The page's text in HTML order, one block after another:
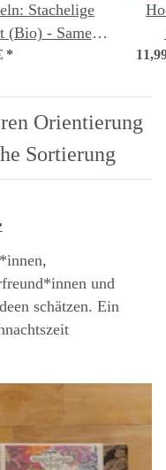
Stachelige
(Bio) - Samen-
*
Orientierung
Sortierung
und
schätzen. Ein